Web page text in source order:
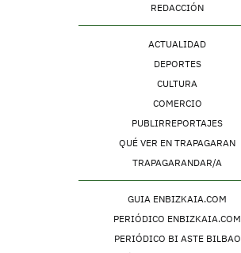
REDACCIÓN
ACTUALIDAD
DEPORTES
CULTURA
COMERCIO
PUBLIRREPORTAJES
QUÉ VER EN TRAPAGARAN
TRAPAGARANDAR/A
GUIA ENBIZKAIA.COM
PERIÓDICO ENBIZKAIA.COM
PERIÓDICO BI ASTE BILBAO